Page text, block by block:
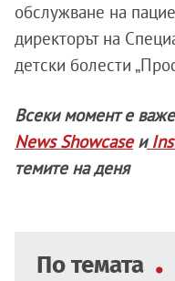
обслужване на
директорът на
детски болести
Всеки момент е
News Showcaseи
темите на деня
По темата